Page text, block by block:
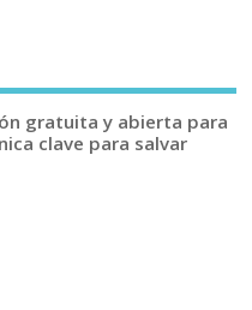
gratuita y abierta para
clave para salvar